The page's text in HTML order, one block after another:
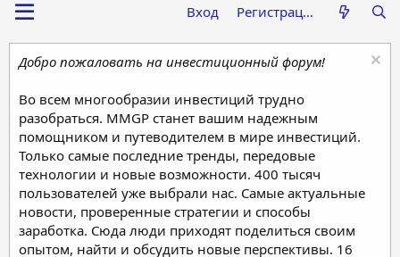
Вход Регистрация
Добро пожаловать на инвестиционный форум!
Во всем многообразии инвестиций трудно
разобраться. MMGP станет вашим надежным
помощником и путеводителем в мире инвестиций.
Только самые последние тренды, передовые
технологии и новые возможности. 400 тысяч
пользователей уже выбрали нас. Самые актуальные
новости, проверенные стратегии и способы
заработка. Сюда люди приходят поделиться своим
опытом, найти и обсудить новые перспективы. 16